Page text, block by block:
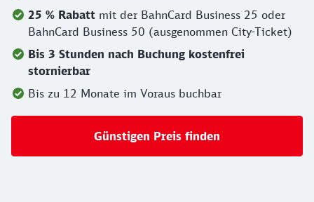
25 % Rabatt mit der BahnCard Business 25 oder
BahnCard Business 50 (ausgenommen City-Ticket)
Bis 3 Stunden nach Buchung kostenfrei
stornierbar
Bis zu 12 Monate im Voraus buchbar
Günstigen Preis finden